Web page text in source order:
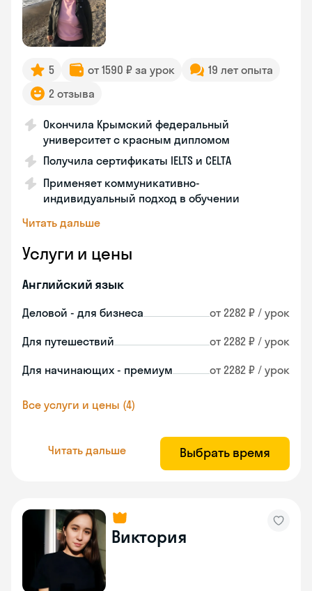
5 от 1590 ₽ за урок
19 лет опыта
2 отзыва
Окончила Крымский федеральный
университет с красным дипломом
Получила сертификаты IELTS и CELTA
Применяет коммуникативно-
индивидуальный подход в обучении
Читать дальше
Услуги и цены
Английский язык
Деловой - для бизнеса от 2282 ₽ / урок
Для путешествий от 2282 ₽ / урок
Для начинающих - премиум от 2282 ₽ / урок
Все услуги и цены (4)
Читать дальше Выбрать время
Виктория